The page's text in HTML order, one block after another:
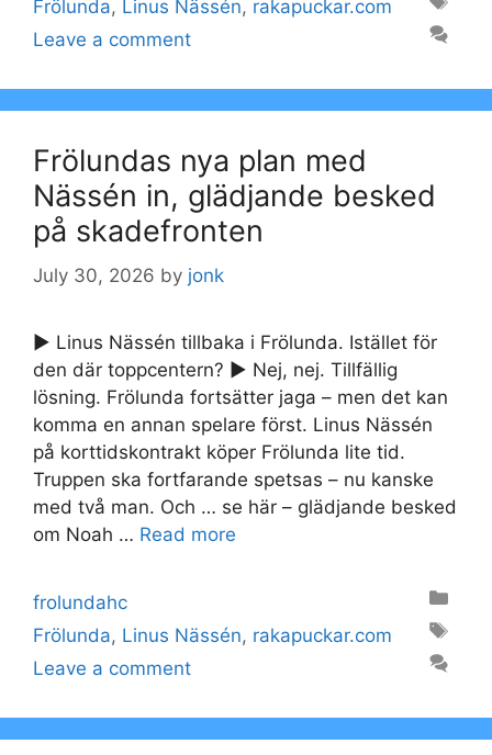
Frölunda, Linus Nässén, rakapuckar.com
Leave a comment
Frölundas nya plan med
Nässén in, glädjande besked
på skadefronten
July 30, 2026 by jonk
► Linus Nässén tillbaka i Frölunda. Istället för
den där toppcentern? ► Nej, nej. Tillfällig
lösning. Frölunda fortsätter jaga – men det kan
komma en annan spelare först. Linus Nässén
på korttidskontrakt köper Frölunda lite tid.
Truppen ska fortfarande spetsas – nu kanske
med två man. Och … se här – glädjande besked
om Noah … Read more
Categories
frolundahc
Tags
Frölunda, Linus Nässén, rakapuckar.com
Leave a comment